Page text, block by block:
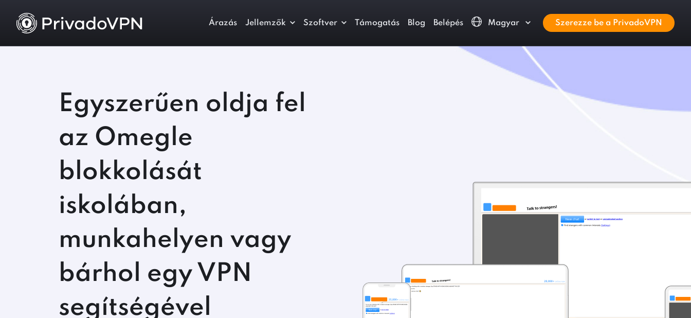
Árazás Jellemzők Szoftver Támogatás Blog Belépés Magyar Szerezze be a PrivadoVPN
Egyszerűen oldja fel
az Omegle
blokkolását
iskolában,
munkahelyen vagy
bárhol egy VPN
segítségével